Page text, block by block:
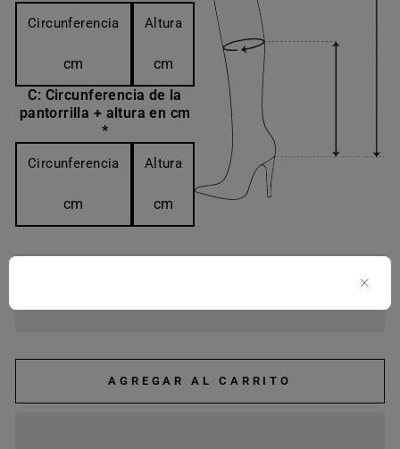
Circunferencia
cm
Altura
cm
C: Circunferencia de la
pantorrilla + altura en cm
*
Circunferencia
cm
Altura
cm
AGREGAR AL CARRITO